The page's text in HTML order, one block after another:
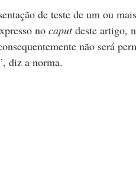
de teste de um ou
no caput deste artigo,
não será
diz a norma.